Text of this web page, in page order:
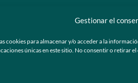
Gestionar el
cookies para almacenar y/o acceder a la
únicas en este sitio. No consentir o retirar
^ Tecnología